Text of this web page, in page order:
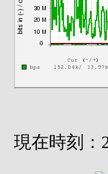
現在時刻：